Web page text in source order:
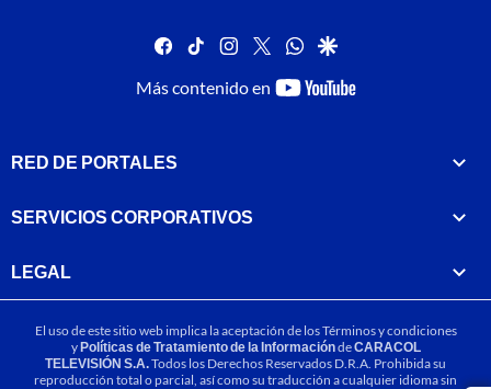
facebook
tiktok instagram
twitterwhatsapp
google
Más contenido en
youtube-
RED DE PORTALES
SERVICIOS CORPORATIVOS
LEGAL
El uso de este sitio web implica la aceptación de losTérminos y condiciones
yPolíticas de Tratamiento de la InformacióndeCARACOL
TELEVISIÓN S.A.Todos los Derechos Reservados D.R.A. Prohibida su
reproducción total o parcial, así como su traducción a cualquier idioma sin